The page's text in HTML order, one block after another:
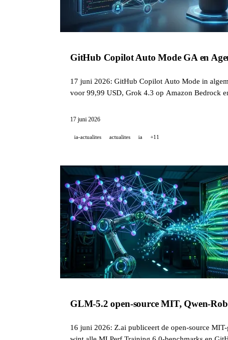
GitHub Copilot Auto Mode GA en
17 juni 2026: GitHub Copilot Auto Mode in
voor 99,99 USD, Grok 4.3 op Amazon Bedrock
17 juni 2026
ia-actualites actualites ia +11
GLM-5.2 open-source MIT, Qwen-
16 juni 2026: Z.ai publiceert de open-source